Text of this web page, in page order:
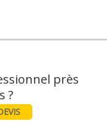
près